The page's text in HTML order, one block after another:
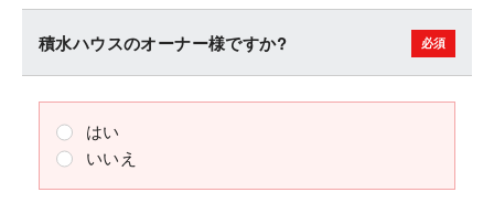
積水ハウスのオーナー様ですか?
はい
いいえ